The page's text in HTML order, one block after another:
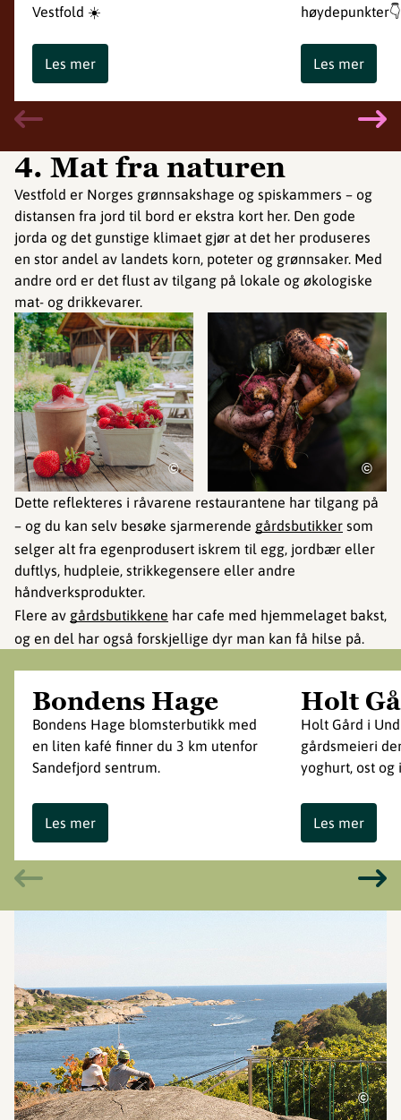
Vestfold ☀️
Les mer
høydepunkter👇
Les mer
4. Mat fra naturen
Vestfold er Norges grønnsakshage og spiskammers – og
distansen fra jord til bord er ekstra kort her. Den gode
jorda og det gunstige klimaet gjør at det her produseres
en stor andel av landets korn, poteter og grønnsaker. Med
andre ord er det flust av tilgang på lokale og økologiske
mat- og drikkevarer.
© ©
Dette reflekteres i råvarene restaurantene har tilgang på
– og du kan selv besøke sjarmerende gårdsbutikker som
selger alt fra egenprodusert iskrem til egg, jordbær eller
duftlys, hudpleie, strikkegensere eller andre
håndverksprodukter.
Flere av gårdsbutikkene har cafe med hjemmelaget bakst,
og en del har også forskjellige dyr man kan få hilse på.
Bondens Hage
Bondens Hage blomsterbutikk med
en liten kafé finner du 3 km utenfor
Sandefjord sentrum.
Les mer
Holt
Holt Gård i
gårdsmeieri
yoghurt, ost og
Les mer
©